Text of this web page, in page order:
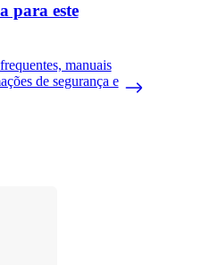
para este
manuais
de segurança e